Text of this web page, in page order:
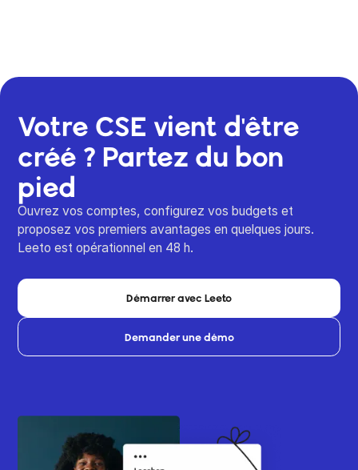
Votre CSE vient d'être
créé ? Partez du bon
pied
Ouvrez vos comptes, configurez vos budgets et
proposez vos premiers avantages en quelques jours.
Leeto est opérationnel en 48 h.
Démarrer avec Leeto
Demander une démo